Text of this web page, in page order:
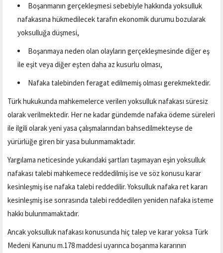
Boşanmanın gerçekleşmesi sebebiyle hakkında yoksulluk
nafakasına hükmedilecek tarafın ekonomik durumu bozularak
yoksulluğa düşmesi,
Boşanmaya neden olan olayların gerçekleşmesinde diğer eş
ile eşit veya diğer eşten daha az kusurlu olması,
Nafaka talebinden feragat edilmemiş olması gerekmektedir.
Türk hukukunda mahkemelerce verilen yoksulluk nafakası süresiz
olarak verilmektedir. Her ne kadar gündemde nafaka ödeme süreleri
ile ilgili olarak yeni yasa çalışmalarından bahsedilmekteyse de
yürürlüğe giren bir yasa bulunmamaktadır.
Yargılama neticesinde yukarıdaki şartları taşımayan eşin yoksulluk
nafakası talebi mahkemece reddedilmiş ise ve söz konusu karar
kesinleşmiş ise nafaka talebi reddedilir. Yoksulluk nafaka ret kararı
kesinleşmiş ise sonrasında talebi reddedilen yeniden nafaka isteme
hakkı bulunmamaktadır.
Ancak yoksulluk nafakası konusunda hiç talep ve karar yoksa Türk
Medeni Kanunu m.178 maddesi uyarınca boşanma kararının